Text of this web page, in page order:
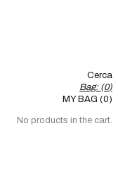
Cerca
Bag: (0)
MY BAG (0)
No products in the cart.